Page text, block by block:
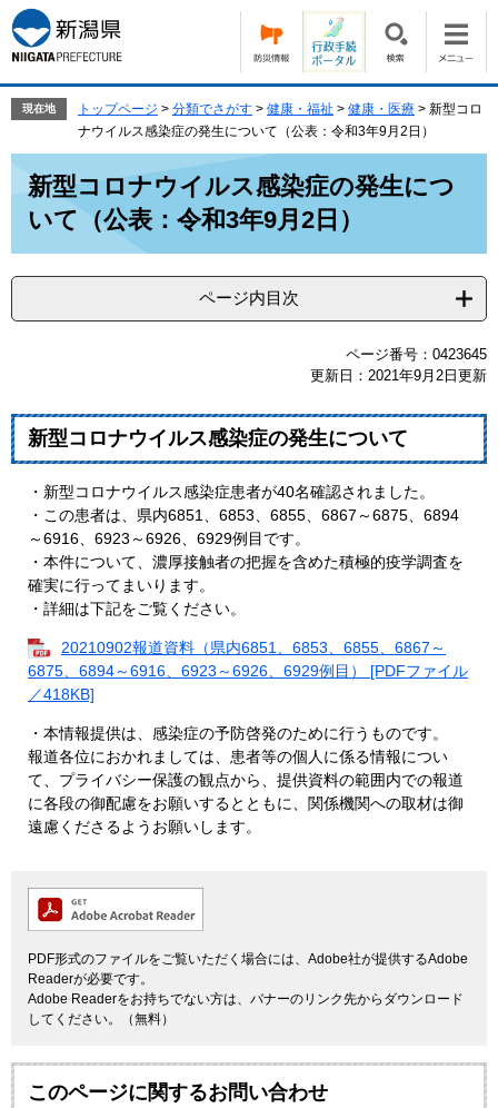
ー
ジ
の
で
す。
ニ
ュ
ー
ば
現在地 トップページ > 分類でさがす > 健康・福祉 > 健康・医療 > 新型コロ
ナウイルス感染症の発生について（公表：令和3年9月2日）
新型コロナウイルス感染症の発生につ
いて（公表：令和3年9月2日）
ページ内目次
ページ番号：0423645
更新日：2021年9月2日更新
新型コロナウイルス感染症の発生について
・新型コロナウイルス感染症患者が40名確認されました。
・この患者は、県内6851、6853、6855、6867～6875、6894
～6916、6923～6926、6929例目です。
・本件について、濃厚接触者の把握を含めた積極的疫学調査を
確実に行ってまいります。
・詳細は下記をご覧ください。
20210902報道資料（県内6851、6853、6855、6867～
6875、6894～6916、6923～6926、6929例目） [PDFファイル
／418KB]
・本情報提供は、感染症の予防啓発のために行うものです。
報道各位におかれましては、患者等の個人に係る情報につい
て、プライバシー保護の観点から、提供資料の範囲内での報道
に各段の御配慮をお願いするとともに、関係機関への取材は御
遠慮くださるようお願いします。
PDF形式のファイルをご覧いただく場合には、Adobe社が提供するAdobe
Readerが必要です。
Adobe Readerをお持ちでない方は、バナーのリンク先からダウンロード
してください。（無料）
このページに関するお問い合わせ